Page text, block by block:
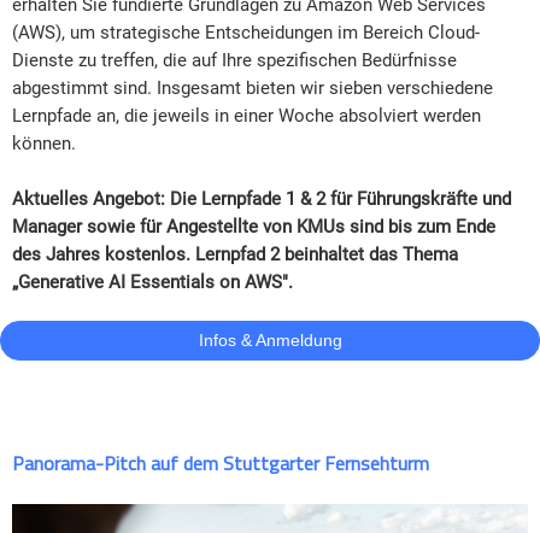
erhalten Sie fundierte Grundlagen zu Amazon Web Services
(AWS), um strategische Entscheidungen im Bereich Cloud-
Dienste zu treffen, die auf Ihre spezifischen Bedürfnisse
abgestimmt sind. Insgesamt bieten wir sieben verschiedene
Lernpfade an, die jeweils in einer Woche absolviert werden
können.
Aktuelles Angebot: Die Lernpfade 1 & 2 für Führungskräfte und
Manager sowie für Angestellte von KMUs sind bis zum Ende
des Jahres kostenlos. Lernpfad 2 beinhaltet das Thema
„Generative AI Essentials on AWS".
Infos & Anmeldung
Panorama-Pitch auf dem Stuttgarter Fernsehturm